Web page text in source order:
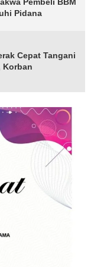
Pembeli BBM
Pidana
Cepat Tangani
Korban